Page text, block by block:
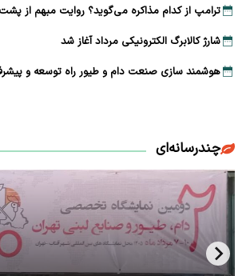
ترامپ از کدام مذاکره می‌گوید؟ روایت مبهم از
شارژ کالابرگ الکترونیکی مرداد آغاز شد
هوشمند سازی صنعت دام و طیور راه توسعه و
چندرسانه‌ای